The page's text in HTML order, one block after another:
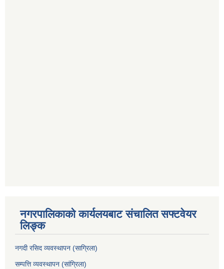
नगरपालिकाको कार्यलयबाट संचालित सफ्टवेयर
लिङ्क
नगदी रसिद व्यवस्थापन (साग्रिला)
सम्पत्ति व्यवस्थापन (सांग्रिला)